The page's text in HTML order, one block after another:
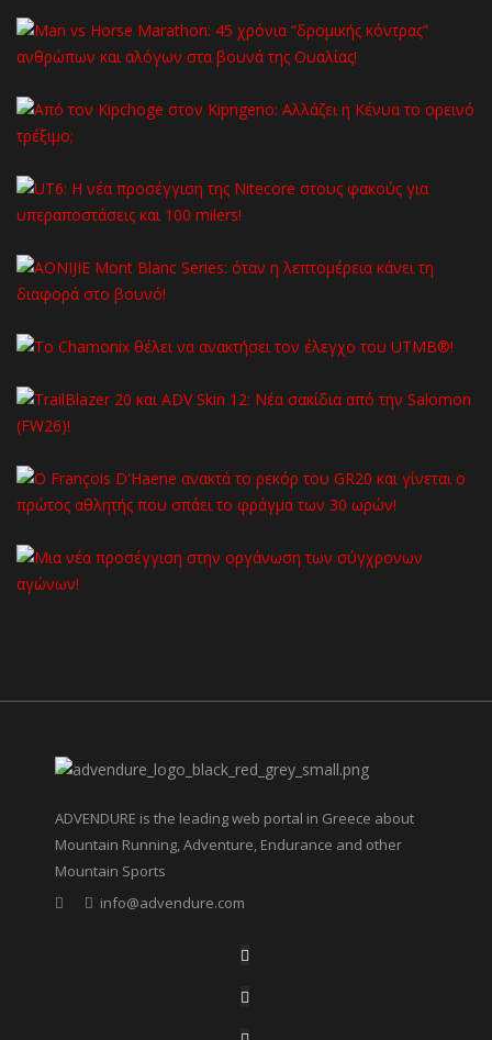
ADVENDURE is the leading web portal in Greece about
Mountain Running, Adventure, Endurance and other
Mountain Sports
info@advendure.com